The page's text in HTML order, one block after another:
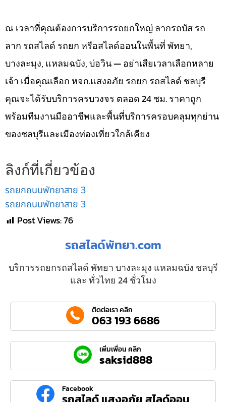
ณ เวลาที่คุณต้องการบริการรถยกใหญ่ ลากรถบัส รถ
ลาก รถสไลด์ รถยก หรือสไลด์ออนในพื้นที่ พัทยา,
บางละมุง, แหลมฉบัง, บ่อวิน — อย่าเสียเวลาเลือกหลาย
เจ้า เมื่อคุณเลือก หจก.แสงอภัย รถยก รถสไลด์ ชลบุรี
คุณจะได้รับบริการครบวงจร ตลอด 24 ชม. ราคาถูก
พร้อมทีมงานมืออาชีพและพื้นที่บริการครอบคลุมทุกย่าน
ของชลบุรีและเมืองท่องเที่ยวใกล้เคียง
ลิงก์ที่เกี่ยวข้อง
รถยกถนนพัทยาสาย 3
รถยกถนนพัทยาสาย 3
Post Views:76
รถสไลด์พัทยา.com
บริการรถยกรถสไลด์ พัทยา บางละมุง แหลมฉบัง ชลบุรี
และ ทั่วไทย 24 ชั่วโมง
ติดต่อเรา คลิก
063 193 6686
เพิ่มเพื่อน คลิก
saksid888
Facebook